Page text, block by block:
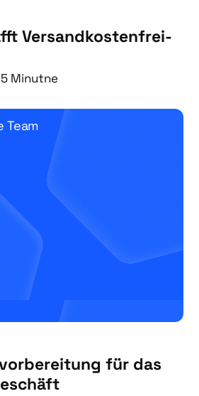
Versandkostenfrei-
5 Minutne
Team
vorbereitung für das